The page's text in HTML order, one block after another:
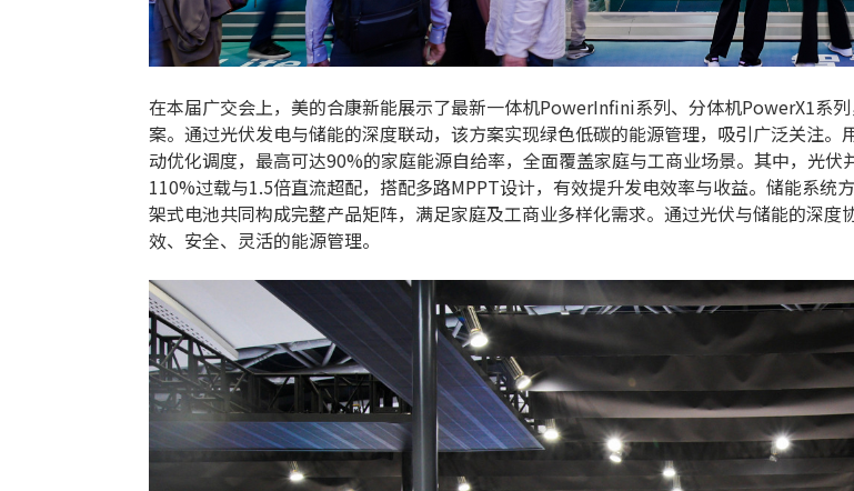
在本届广交会上，美的合康新能展示了最新一体机PowerInfini系列、分体机PowerX1系
案。通过光伏发电与储能的深度联动，该方案实现绿色低碳的能源管理，吸引广泛关注
动优化调度，最高可达90%的家庭能源自给率，全面覆盖家庭与工商业场景。其中，光
110%过载与1.5倍直流超配，搭配多路MPPT设计，有效提升发电效率与收益。储能系
架式电池共同构成完整产品矩阵，满足家庭及工商业多样化需求。通过光伏与储能的深
效、安全、灵活的能源管理。